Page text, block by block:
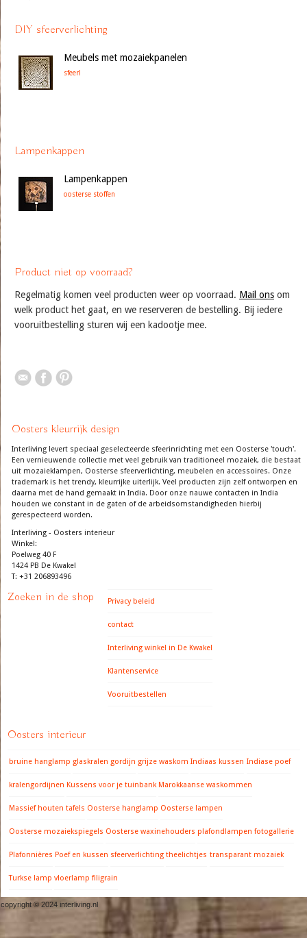
DIY sfeerverlichting
Meubels met mozaiekpanelen
sfeer!
Lampenkappen
Lampenkappen
oosterse stoffen
Product niet op voorraad?
Regelmatig komen veel producten weer op voorraad. Mail ons om
welk product het gaat, en we reserveren de bestelling. Bij iedere
vooruitbestelling sturen wij een kadootje mee.
Oosters kleurrijk design
Interliving levert speciaal geselecteerde sfeerinrichting met een Oosterse 'touch'.
Een vernieuwende collectie met veel gebruik van traditioneel mozaiek, die bestaat
uit mozaieklampen, Oosterse sfeerverlichting, meubelen en accessoires. Onze
trademark is het trendy, kleurrijke uiterlijk. Veel producten zijn zelf ontworpen en
daarna met de hand gemaakt in India. Door onze nauwe contacten in India
houden we constant in de gaten of de arbeidsomstandigheden hierbij
gerespecteerd worden.
Interliving - Oosters interieur
Winkel:
Poelweg 40 F
1424 PB De Kwakel
T: +31 206893496
Zoeken in de shop Privacy beleid
contact
Interliving winkel in De Kwakel
Klantenservice
Vooruitbestellen
Oosters interieur
bruine hanglamp glaskralen gordijn grijze waskom Indiaas kussen Indiase poef
kralengordijnen Kussens voor je tuinbank Marokkaanse waskommen
Massief houten tafels Oosterse hanglamp Oosterse lampen
Oosterse mozaiekspiegels Oosterse waxinehouders plafondlampen fotogallerie
Plafonnières Poef en kussen sfeerverlichting theelichtjes transparant mozaiek
Turkse lamp vloerlamp filigrain
copyright © 2024 interliving.nl